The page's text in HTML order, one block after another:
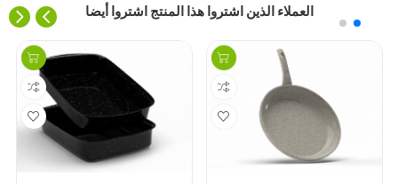
العملاء الذين اشتروا هذا المنتج اشتروا أيضا